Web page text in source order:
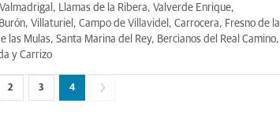
Llamas de la Ribera, Valverde Enrique,
Villaturiel, Campo de Villavidel, Carrocera, Fresno de la
las Mulas, Santa Marina del Rey, Bercianos del Real Camino,
y Carrizo
2 3 4